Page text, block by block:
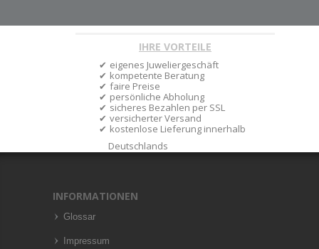
IHRE VORTEILE
eigenes Juweliergeschäft
kompetente Beratung
faire Preise
persönliche Abholung
sicheres Bezahlen per SSL
versicherter Versand
kostenlose Lieferung innerhalb
Deutschlands
INFORMATIONEN
Glossar
Impressum